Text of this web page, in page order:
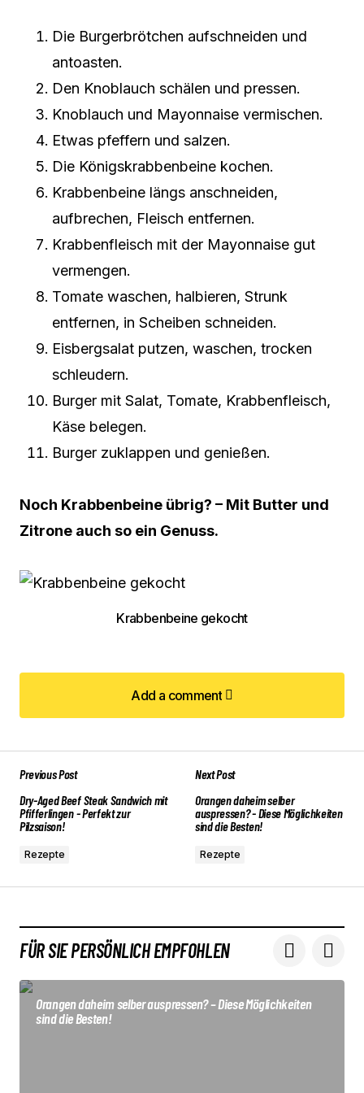
Die Burgerbrötchen aufschneiden und
antoasten.
Den Knoblauch schälen und pressen.
Knoblauch und Mayonnaise vermischen.
Etwas pfeffern und salzen.
Die Königskrabbenbeine kochen.
Krabbenbeine längs anschneiden,
aufbrechen, Fleisch entfernen.
Krabbenfleisch mit der Mayonnaise gut
vermengen.
Tomate waschen, halbieren, Strunk
entfernen, in Scheiben schneiden.
Eisbergsalat putzen, waschen, trocken
schleudern.
Burger mit Salat, Tomate, Krabbenfleisch,
Käse belegen.
Burger zuklappen und genießen.
Noch Krabbenbeine übrig? – Mit Butter und
Zitrone auch so ein Genuss.
Krabbenbeine gekocht
Add a comment
Add a comment
*markiert
Comment
Your Name*
Your E-mail*
Previous Post
Dry-Aged Beef Steak Sandwich mit
Pfifferlingen - Perfekt zur
Pilzsaison!
Rezepte
Next Post
Orangen daheim selber
auspressen? - Diese Möglichkeiten
sind die Besten!
Rezepte
FÜR SIE PERSÖNLICH EMPFOHLEN
Orangen daheim selber auspressen? – Diese Möglichkeiten
sind die Besten!